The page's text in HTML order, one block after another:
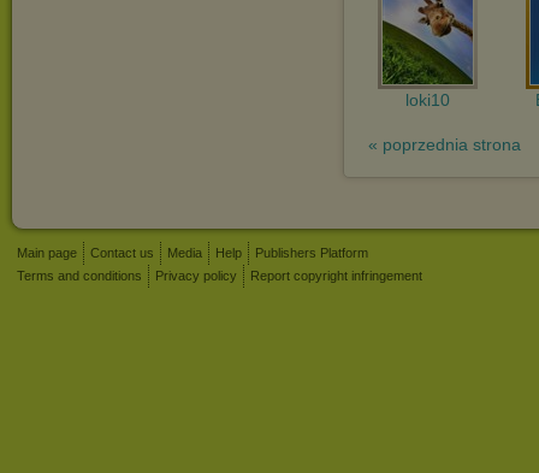
loki10
« poprzednia strona
Main page Contact us Media Help
Publishers Platform
Terms and conditions
Privacy policy Report copyright infringement